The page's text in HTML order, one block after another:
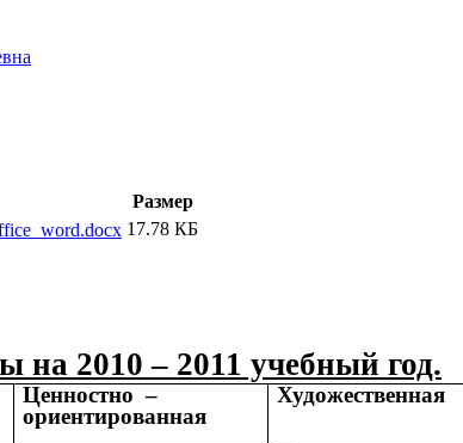
Размер
17.78 КБ
на 2010 – 2011 учебный год.
Ценностно –
ориентированная
Художественная